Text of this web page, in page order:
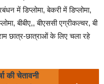
में डिप्लोमा, बेकरी में डिप्लोमा,
बीबीए,, बीएससी एग्रीकल्चर, बी
छात्र-छात्राओं के लिए चला रहे
की चेतावनी